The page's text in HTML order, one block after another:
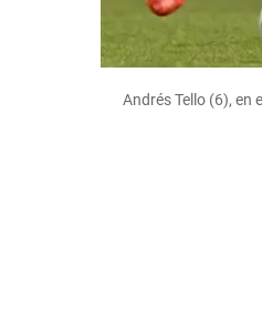
Andrés Tello (6), en